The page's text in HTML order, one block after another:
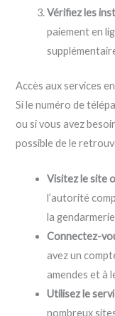
Vérifiez les
paiement en
Accès aux services
Si le numéro de
ou si vous avez
possible de le
Visitez le site
l’autorité
la
Connectez-
avez un
amendes et à
Utilisez le
nombreux